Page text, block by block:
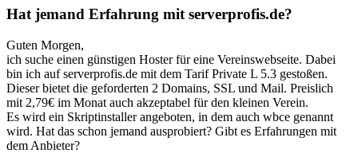
Hat jemand Erfahrung mit serverprofis.de?
Guten Morgen,
ich suche einen günstigen Hoster für eine Vereinswebseite. Dabei
bin ich auf serverprofis.de mit dem Tarif Private L 5.3 gestoßen.
Dieser bietet die geforderten 2 Domains, SSL und Mail. Preislich
mit 2,79€ im Monat auch akzeptabel für den kleinen Verein.
Es wird ein Skriptinstaller angeboten, in dem auch wbce genannt
wird. Hat das schon jemand ausprobiert? Gibt es Erfahrungen mit
dem Anbieter?